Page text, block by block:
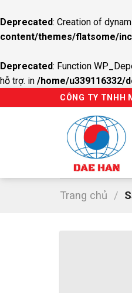
Deprecated: Creation of
content/themes/flatsome/
Deprecated: Function
hỗ trợ. in /home/u339116332/
to
CÔNG TY TNHH
Trang chủ /